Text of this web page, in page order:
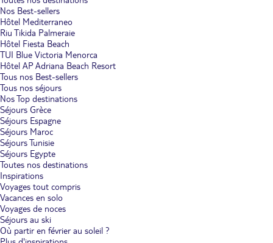
Nos Best-sellers
Hôtel Mediterraneo
Riu Tikida Palmeraie
Hôtel Fiesta Beach
TUI Blue Victoria Menorca
Hôtel AP Adriana Beach Resort
Tous nos Best-sellers
Tous nos séjours
Nos Top destinations
Séjours Grèce
Séjours Espagne
Séjours Maroc
Séjours Tunisie
Séjours Egypte
Toutes nos destinations
Inspirations
Voyages tout compris
Vacances en solo
Voyages de noces
Séjours au ski
Où partir en février au soleil ?